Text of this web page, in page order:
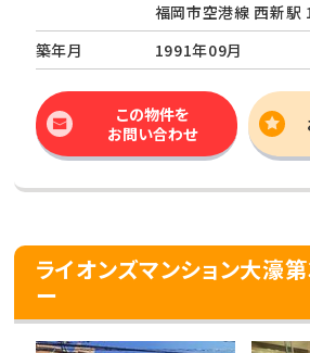
福岡市空港線 西新駅
築年月
1991年09月
この物件を
お問い合わせ
ライオンズマンション大濠
ー